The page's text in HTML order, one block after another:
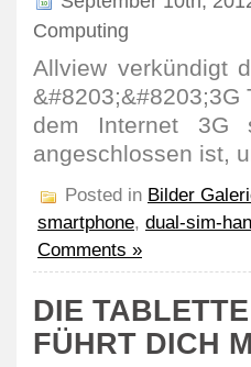
Computing
Allview verkündigt
&#8203;&#8203;3G
dem Internet 3G
angeschlossen ist,
Posted in Bilder
smartphone, dual-sim-
Comments »
DIE
FÜHRT DICH